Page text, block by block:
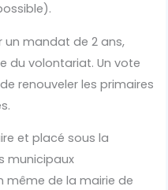
un mandat de 2 ans,
du volontariat. Un vote
renouveler les primaires
et placé sous la
municipaux
même de la mairie de